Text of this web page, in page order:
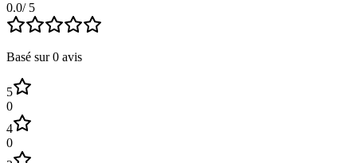
0.0/ 5
Basé sur0 avis
5
0
4
0